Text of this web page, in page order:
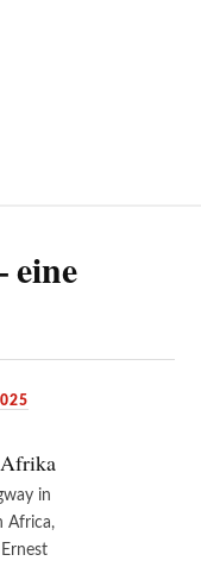
eine
in
Africa,